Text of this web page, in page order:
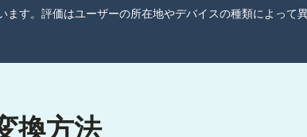
す。評価はユーザーの所在地やデバイスの種類によって
換方法